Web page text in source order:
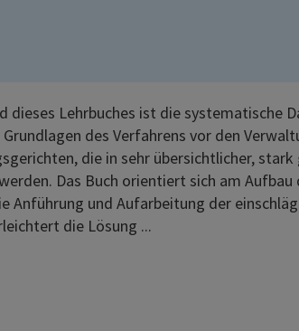
dieses Lehrbuches ist die systematische
des Verfahrens vor den
die in sehr übersichtlicher,
Das Buch orientiert sich am Aufbau
Anführung und Aufarbeitung der
die Lösung ...